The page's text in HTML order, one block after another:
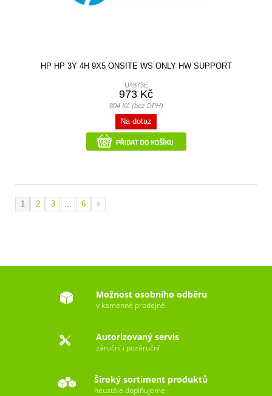
HP HP 3Y 4H 9X5 ONSITE WS ONLY HW SUPPORT
U4873E
973 Kč
804 Kč (bez DPH)
Na dotaz
1 2 3 ... 6
Možnost osobního odběru
v kamenné prodejně
Autorizovaný servis
záruční i pozáruční
Široký sortiment produktů
neustále doplňujeme